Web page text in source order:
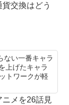
交換はどう
ない一番キャラ
上げたキャラ
トワークが軽
ニメを26話見